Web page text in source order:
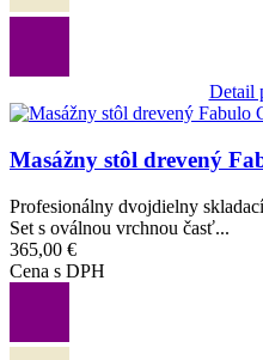
Detail
Obrázok
Masážny stôl drevený
Profesionálny dvojdielny
Set s oválnou vrchnou časť...
365,00 €
Cena s DPH